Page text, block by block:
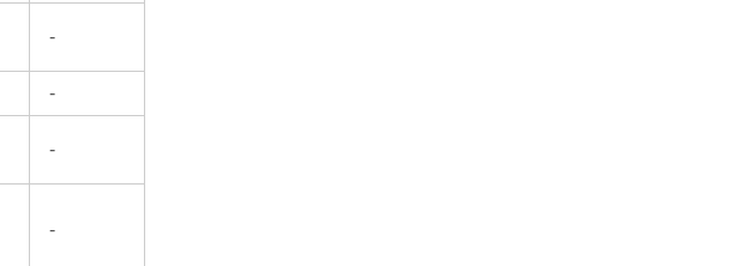
-
-
-
-